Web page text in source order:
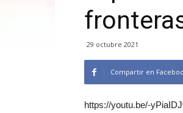
29 octubre 2021
Compartir en
https://youtu.be/-